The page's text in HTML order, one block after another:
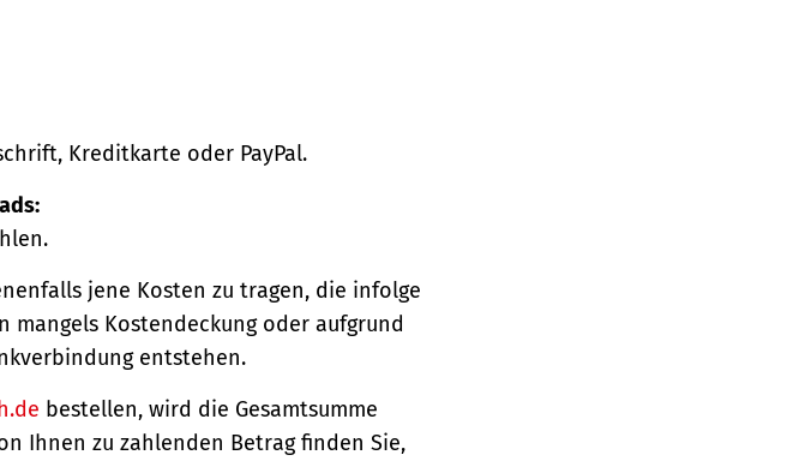
Kreditkarte oder PayPal.
jene Kosten zu tragen, die infolge
mangels Kostendeckung oder aufgrund
entstehen.
bestellen, wird die Gesamtsumme
Ihnen zu zahlenden Betrag finden Sie,